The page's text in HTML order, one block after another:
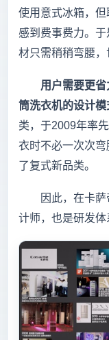
使用意式冰箱，
感到费事费力。
材只需稍稍弯腰，
用户需要更省
筒洗衣机的设计模
类，于2009年率
衣时不必一次次
了复式新品类。
因此，在卡萨
计师，也是研发体